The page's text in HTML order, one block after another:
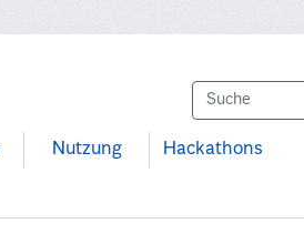
Nutzung Hackathons